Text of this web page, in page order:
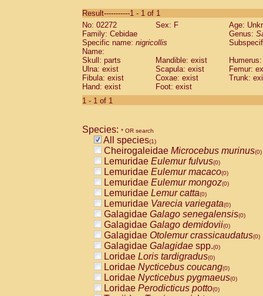
CebidaeSaguinus labiatus(0)
Cebidae Saguinus leucopus (0)
Cebidae
CebidaeSaguinus mystax
Cebidae Saguinus nigricollis (1)
Cebidae Saguinus oedipus
Cebidae Saguinus weddelli
Cebidae Saguinusspp.
Cebidae
CebidaeCebus capucinus
CebidaeCebus nigrivittatus
CebidaeCebus spp.(0)
CebidaeSaimiri boliviensis(0)
CebidaeSaimiri sciureus(0)
AtelidaeAlouatta caraya(0)
AtelidaeAlouatta fusca(0)
AtelidaeAlouatta seniculus(0)
AtelidaeAlouattaspp.(0)
AtelidaeAteles belzebuth(0)
AtelidaeAteles geoffroyi(0)
AtelidaeAteles paniscus(0)
AtelidaeAtelesspp.(0)
AtelidaeLagothrix lagothricha(0)
AtelidaeLagothrix lagothricha cana
PitheciidaeCacajao calvus
Result-----------1 - 1 of 1
No: 02272
Sex: F
Age:
Family: Cebidae
Genus:
Specific name: nigricollis
Name:
Skull: parts
Mandible: exist
Ulna: exist
Scapula: exist
Femur:
Fibula: exist
Coxae: exist
Trunk:
Hand: exist
Foot: exist
1 - 1 of 1
Species: * OR search
All species(1)
Cheirogaleidae Microcebus murinus(0)
Lemuridae Eulemur fulvus(0)
Lemuridae Eulemur macaco(0)
Lemuridae Eulemur mongoz(0)
Lemuridae Lemur catta(0)
Lemuridae Varecia variegata(0)
Galagidae Galago senegalensis(0)
Galagidae Galago demidovii(0)
Galagidae Otolemur crassicaudatus(0)
Galagidae Galagidae spp.(0)
Loridae Loris tardigradus(0)
Loridae Nycticebus coucang(0)
Loridae Nycticebus pygmaeus(0)
Loridae Perodicticus potto(0)